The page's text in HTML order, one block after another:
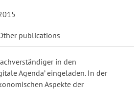
publications
in den
Agenda’ eingeladen. In der
Aspekte der